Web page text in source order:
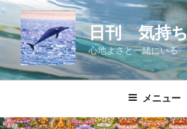
コ
ン
テ
ツ
キ
日刊 気持
心地よさと一緒にいる
メニュー